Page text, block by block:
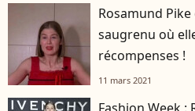
Rosamund
saugrenu où
récompenses !
11 mars 2021